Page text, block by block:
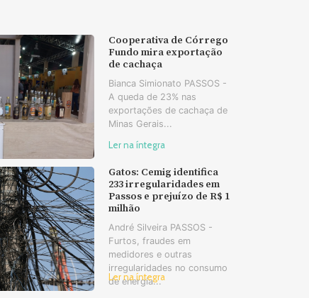
Cooperativa de Córrego
Fundo mira exportação
de cachaça
Bianca Simionato PASSOS -
A queda de 23% nas
exportações de cachaça de
Minas Gerais...
Ler na íntegra
Gatos: Cemig identifica
233 irregularidades em
Passos e prejuízo de R$ 1
milhão
André Silveira PASSOS -
Furtos, fraudes em
medidores e outras
irregularidades no consumo
de energia...
Ler na íntegra